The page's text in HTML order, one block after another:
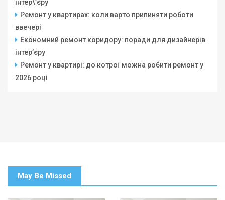
інтер\’єру
Ремонт у квартирах: коли варто припиняти роботи
ввечері
Економний ремонт коридору: поради для дизайнерів
інтер’єру
Ремонт у квартирі: до котрої можна робити ремонт у
2026 році
May Be Missed